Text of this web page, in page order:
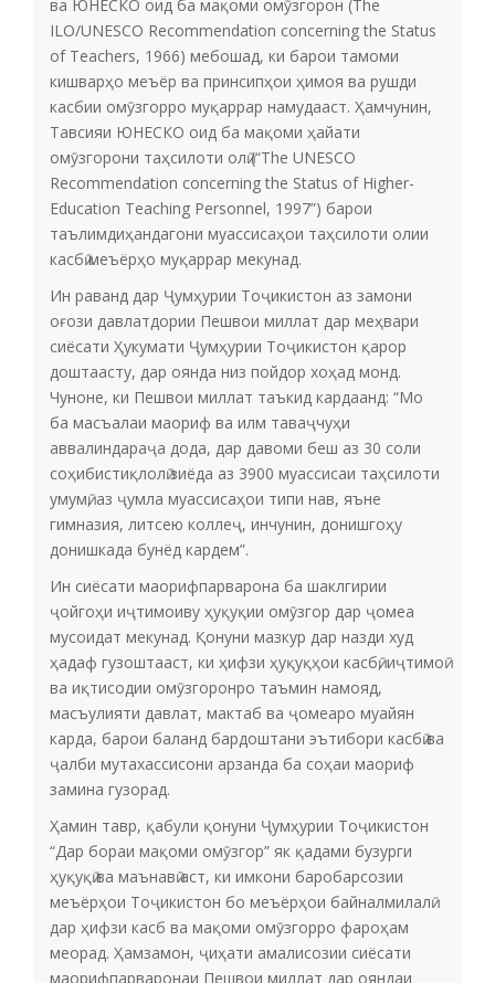
ва ЮНЕСКО оид ба мақоми омӯзгорон (The
ILO/UNESCO Recommendation concerning the Status
of Teachers, 1966) мебошад, ки барои тамоми
кишварҳо меъёр ва принсипҳои ҳимоя ва рушди
касбии омӯзгорро муқаррар намудааст. Ҳамчунин,
Тавсияи ЮНЕСКО оид ба мақоми ҳайати
омӯзгорони таҳсилоти олӣ (“The UNESCO
Recommendation concerning the Status of Higher-
Education Teaching Personnel, 1997”) барои
таълимдиҳандагони муассисаҳои таҳсилоти олии
касбӣ меъёрҳо муқаррар мекунад.
Ин раванд дар Ҷумҳурии Тоҷикистон аз замони
оғози давлатдории Пешвои миллат дар меҳвари
сиёсати Ҳукумати Ҷумҳурии Тоҷикистон қарор
доштаасту, дар оянда низ пойдор хоҳад монд.
Чуноне, ки Пешвои миллат таъкид кардаанд: “Мо
ба масъалаи маориф ва илм таваҷчуҳи
аввалиндараҷа дода, дар давоми беш аз 30 соли
соҳибистиқлолӣ зиёда аз 3900 муассисаи таҳсилоти
умумӣ, аз ҷумла муассисаҳои типи нав, яъне
гимназия, литсею коллеҷ, инчунин, донишгоҳу
донишкада бунёд кардем”.
Ин сиёсати маорифпарварона ба шаклгирии
ҷойгоҳи иҷтимоиву ҳуқуқии омӯзгор дар ҷомеа
мусоидат мекунад. Қонуни мазкур дар назди худ
ҳадаф гузоштааст, ки ҳифзи ҳуқуқҳои касбӣ, иҷтимоӣ
ва иқтисодии омӯзгоронро таъмин намояд,
масъулияти давлат, мактаб ва ҷомеаро муайян
карда, барои баланд бардоштани эътибори касбӣ ва
ҷалби мутахассисони арзанда ба соҳаи маориф
замина гузорад.
Ҳамин тавр, қабули қонуни Ҷумҳурии Тоҷикистон
“Дар бораи мақоми омӯзгор” як қадами бузурги
ҳуқуқӣ ва маънавӣ аст, ки имкони баробарсозии
меъёрҳои Тоҷикистон бо меъёрҳои байналмилалӣ
дар ҳифзи касб ва мақоми омӯзгорро фароҳам
меорад. Ҳамзамон, ҷиҳати амалисозии сиёсати
маорифпарваронаи Пешвои миллат дар ояндаи